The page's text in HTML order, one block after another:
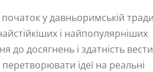
у давньоримській
і найпопулярніших
до досягнень і здатність
ідеї на реальні